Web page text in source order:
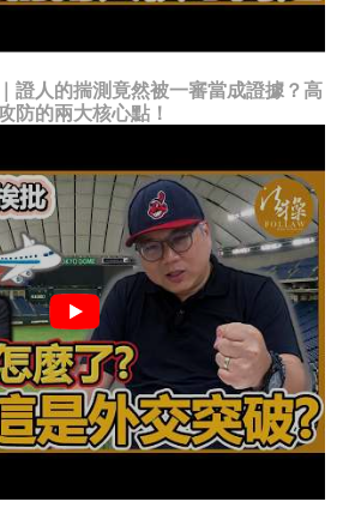
證人的揣測竟然被一審當成證據？高
防的兩大核心點！